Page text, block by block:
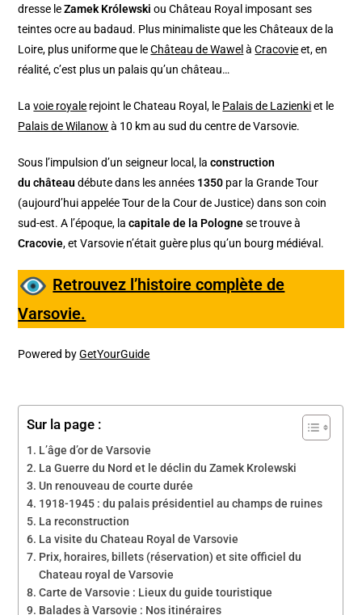
dresse leZamek Królewski ou Château Royal imposant ses
teintes ocre au badaud. Plus minimaliste que les Châteaux de la
Loire, plus uniforme que leChâteau de Wawel àCracovieet, en
réalité, c’est plus un palais qu’un château…
Lavoie royale rejoint le Chateau Royal, le Palais de Lazienkiet le
Palais de Wilanow à 10 km au sud du centre de Varsovie.
Sous l’impulsion d’un seigneur local, laconstruction
duchâteau débute dans les années 1350 par la Grande Tour
(aujourd’hui appelée Tour de la Cour de Justice) dans son coin
sud-est. A l’époque, lacapitale de la Polognese trouve à
Cracovie, et Varsovie n’était guère plus qu’un bourg médiéval.
Retrouvez l’histoire complète de
Varsovie.
Powered byGetYourGuide
Sur la page :
L’âge d’or de Varsovie
La Guerre du Nord et le déclin du Zamek Krolewski
Un renouveau de courte durée
1918-1945 : du palais présidentiel au champs de ruines
La reconstruction
La visite du Chateau Royal de Varsovie
Prix, horaires, billets (réservation) et site officiel du
Chateau royal de Varsovie
Carte de Varsovie : Lieux du guide touristique
Balades à Varsovie : Nos itinéraires